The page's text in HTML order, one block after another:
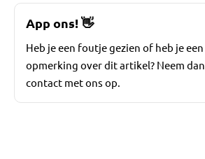
App ons!👋
Heb je een foutje gezien of heb je een
opmerking over dit artikel? Neem dan
contact met ons op.